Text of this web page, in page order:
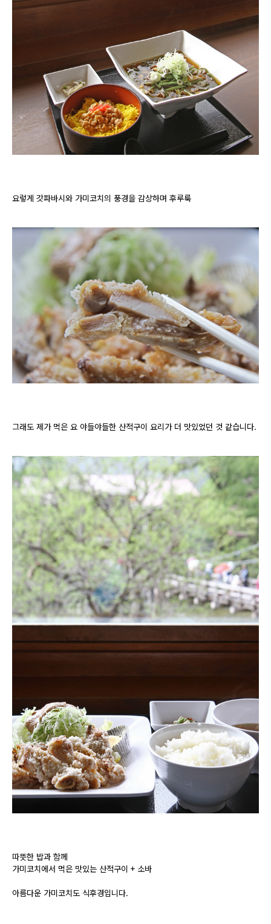
요렇게 갓파바시와 가미코치의 풍경을 감상하며 후루룩
그래도 제가 먹은 요 야들야들한 산적구이 요리가 더 맛있었던 것 같습니다.
따뜻한 밥과 함께
가미코치에서 먹은 맛있는 산적구이 + 소바
아름다운 가미코치도 식후경입니다.